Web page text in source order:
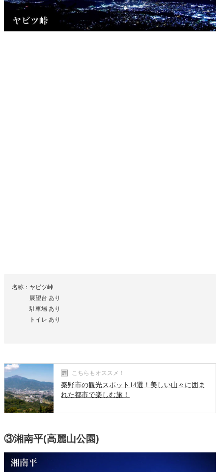
名称：ヤビツ峠
展望台 あり
駐車場 あり
トイレ あり
こちらもオススメ！
秦野市の観光スポット14選！美しい山々に囲ま
れた都市で楽しむ旅！
③湘南平(高麗山公園)